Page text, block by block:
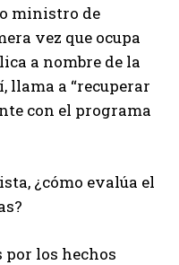
ministro de
vez que ocupa
a nombre de la
llama a “recuperar
con el programa
¿cómo evalúa el
por los hechos